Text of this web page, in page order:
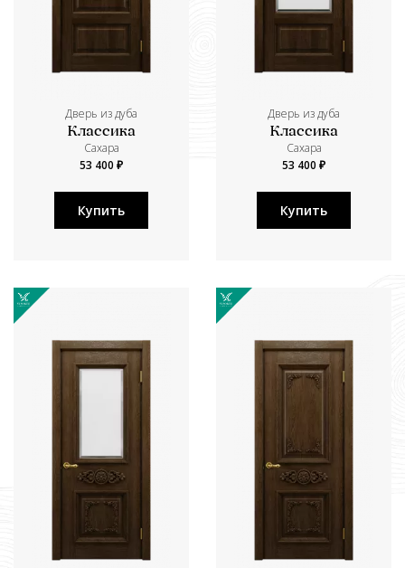
Дверь из дуба
Классика
Сахара
53 400 ₽
Купить
Дверь из дуба
Классика
Сахара
53 400 ₽
Купить